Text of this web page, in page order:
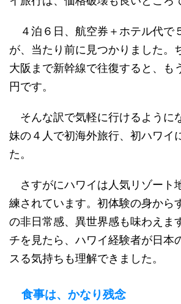
４泊６日、航空券＋ホテル代で
が、当たり前に見つかりました。
大阪まで新幹線で往復すると、も
円です。
そんな訳で気軽に行けるように
妹の４人で初海外旅行、初ハワイ
た。
さすがにハワイは人気リゾート
練されています。初体験の身から
の非日常感、異世界感も味わえま
チを見たら、ハワイ経験者が日本
スる気持ちも理解できました。
食事は、かなり残念